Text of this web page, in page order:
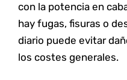
con la potencia en
hay fugas, fisuras o
diario puede evitar
los costes generales.